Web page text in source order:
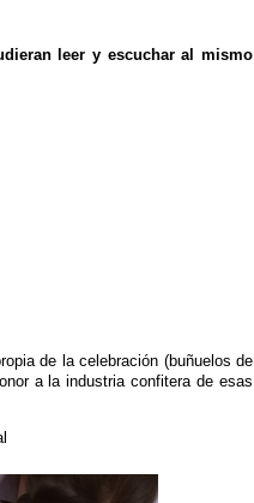
leer y escuchar al mismo
de la celebración (buñuelos de
a la industria confitera de esas